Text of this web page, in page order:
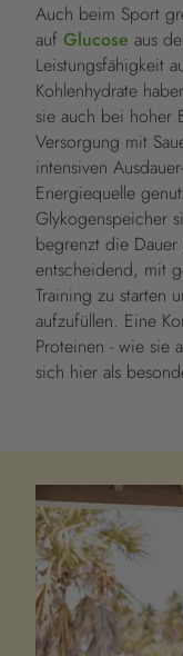
Auch beim Sport
auf Glucose aus
Leistungsfähigkeit
Kohlenhydrate
sie auch bei hoher
Versorgung mit
intensiven
Energiequelle
Glykogenspeicher
begrenzt die
entscheidend, mit
Training zu starten
aufzufüllen. Eine
Proteinen - wie sie
sich hier als